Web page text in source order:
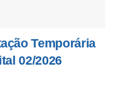
Temporária
02/2026